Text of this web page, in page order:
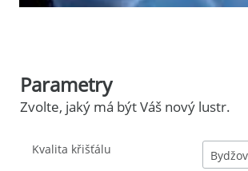
Parametry
Zvolte, jaký má být Váš nový lustr.
Kvalita křišťálu